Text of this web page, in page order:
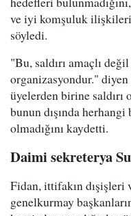
ve iyi komşuluk ilişkileri
söyledi.
"Bu, saldırı amaçlı
organizasyondur."
üyelerden birine saldırı
bunun dışında
olmadığını kaydetti.
Daimi sekreterya
Fidan, ittifakın dışişleri
genelkurmay